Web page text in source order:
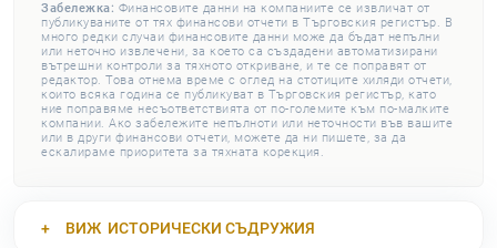
Забележка: Финансовите данни на компаниите се извличат от
публикуваните от тях финансови отчети в Търговския регистър. В
много редки случаи финансовите данни може да бъдат непълни
или неточно извлечени, за което са създадени автоматизирани
вътрешни контроли за тяхното откриване, и те се поправят от
редактор. Това отнема време с оглед на стотиците хиляди отчети,
които всяка година се публикуват в Търговския регистър, като
ние поправяме несъответствията от по-големите към по-малките
компании. Ако забележите непълноти или неточности във вашите
или в други финансови отчети, можете да ни пишете, за да
ескалираме приоритета за тяхната корекция.
ВИЖ ИСТОРИЧЕСКИ СЪДРУЖИЯ